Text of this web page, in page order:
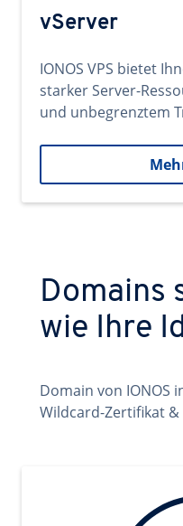
vServer
IONOS VPS bietet
starker Server-
und unbegrenztem
Domains
wie Ihre
Domain von IONOS
Wildcard-Zertifikat &